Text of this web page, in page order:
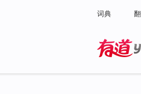
词典